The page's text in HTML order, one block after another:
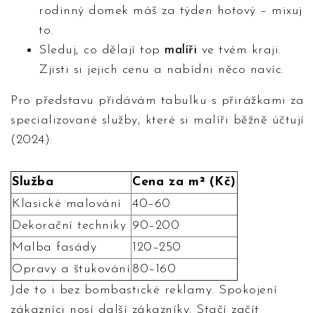
rodinný domek máš za týden hotový – mixuj
to.
Sleduj, co dělají top malíři ve tvém kraji.
Zjisti si jejich cenu a nabídni něco navíc.
Pro představu přidávám tabulku s přirážkami za
specializované služby, které si malíři běžně účtují
(2024):
Služba
Cena za m² (Kč)
Klasické malování
40–60
Dekorační techniky 90–200
Malba fasády
120–250
Opravy a štukování 80–160
Jde to i bez bombastické reklamy. Spokojení
zákazníci nosí další zákazníky. Stačí začít